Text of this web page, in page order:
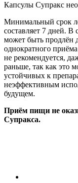
Капсулы Супракс
Минимальный срок
составляет 7 дней. В
может быть продлён
однократного
не рекомендуется,
раньше, так как это
устойчивых к
неэффективным
будущем.
Приём пищи не
Супракса.